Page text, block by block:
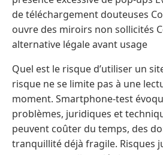
de téléchargement douteuses
ouvre des miroirs non sollicités
alternative légale avant usage
Quel est le risque d’utiliser un
risque ne se limite pas à une
moment. Smartphone-test
problèmes, juridiques et
peuvent coûter du temps, des
tranquillité déjà fragile. Risques